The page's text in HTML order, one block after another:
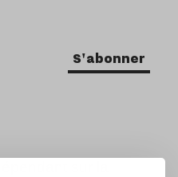
S'abonner
sur la